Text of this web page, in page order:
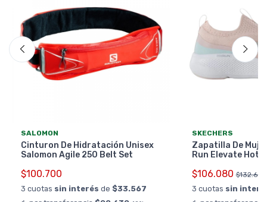
SALOMON
Cinturon De Hidratación Unisex
Salomon Agile 250 Belt Set
$100.700
3 cuotas sin interés de $33.567
SKECHERS
Zapatilla De
Run Elevate Hot
$106.080 $132.600
3 cuotas sin